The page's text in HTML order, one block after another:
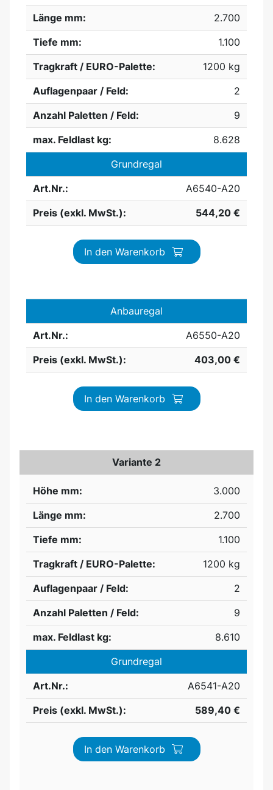
Länge mm:
2.700
Tiefe mm:
1.100
Tragkraft / EURO-Palette:
1200 kg
Auflagenpaar / Feld:
2
Anzahl Paletten / Feld:
9
max. Feldlast kg:
8.628
Grundregal
Art.Nr.:
A6540-A20
Preis (exkl. MwSt.):
544,20 €
In den Warenkorb
Anbauregal
Art.Nr.:
A6550-A20
Preis (exkl. MwSt.):
403,00 €
In den Warenkorb
Variante 2
Höhe mm:
3.000
Länge mm:
2.700
Tiefe mm:
1.100
Tragkraft / EURO-Palette:
1200 kg
Auflagenpaar / Feld:
2
Anzahl Paletten / Feld:
9
max. Feldlast kg:
8.610
Grundregal
Art.Nr.:
A6541-A20
Preis (exkl. MwSt.):
589,40 €
In den Warenkorb